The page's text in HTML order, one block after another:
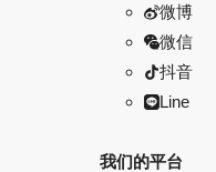
微博
微信
抖音
Line
我们的平台